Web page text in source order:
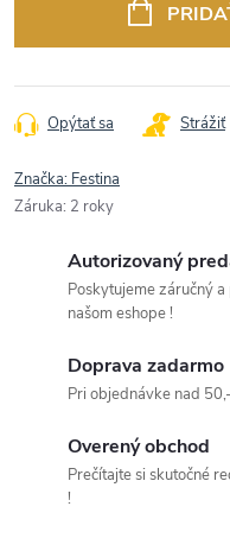
Opýtať sa Strážiť
Značka: Festina
Záruka: 2 roky
Autorizovaný
Poskytujeme záručný
našom eshope !
Doprava zadarmo
Pri objednávke nad
Overený obchod
Prečítajte si skutočné
!